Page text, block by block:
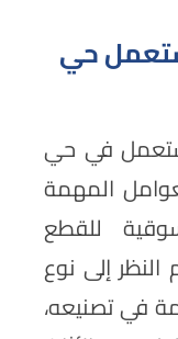
حي
في حي
المهمة
للقطع
النظر إلى نوع
في تصنيعه،